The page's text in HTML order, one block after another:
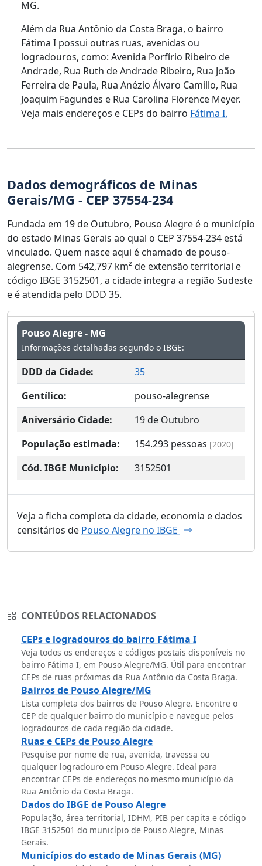
MG.
Além da Rua Antônio da Costa Braga, o bairro
Fátima I possui outras ruas, avenidas ou
logradouros, como: Avenida Porfírio Ribeiro de
Andrade, Rua Ruth de Andrade Ribeiro, Rua João
Ferreira de Paula, Rua Anézio Álvaro Camillo, Rua
Joaquim Fagundes e Rua Carolina Florence Meyer.
Veja mais endereços e CEPs do bairro Fátima I.
Dados demográficos de Minas
Gerais/MG - CEP 37554-234
Fundada em 19 de Outubro, Pouso Alegre é o município
do estado Minas Gerais ao qual o CEP 37554-234 está
vinculado. Quem nasce aqui é chamado de pouso-
alegrense. Com 542,797 km² de extensão territorial e
código IBGE 3152501, a cidade integra a região Sudeste
e é atendida pelo DDD 35.
Pouso Alegre - MG
Informações detalhadas segundo o IBGE:
DDD da Cidade:
35
Gentílico:
pouso-alegrense
Aniversário Cidade:
19 de Outubro
População estimada:
154.293 pessoas [2020]
Cód. IBGE Município: 3152501
Veja a ficha completa da cidade, economia e dados
censitários de Pouso Alegre no IBGE
CONTEÚDOS RELACIONADOS
CEPs e logradouros do bairro Fátima I
Veja todos os endereços e códigos postais disponíveis no
bairro Fátima I, em Pouso Alegre/MG. Útil para encontrar
CEPs de ruas próximas da Rua Antônio da Costa Braga.
Bairros de Pouso Alegre/MG
Lista completa dos bairros de Pouso Alegre. Encontre o
CEP de qualquer bairro do município e navegue pelos
logradouros de cada região da cidade.
Ruas e CEPs de Pouso Alegre
Pesquise por nome de rua, avenida, travessa ou
qualquer logradouro em Pouso Alegre. Ideal para
encontrar CEPs de endereços no mesmo município da
Rua Antônio da Costa Braga.
Dados do IBGE de Pouso Alegre
População, área territorial, IDHM, PIB per capita e código
IBGE 3152501 do município de Pouso Alegre, Minas
Gerais.
Municípios do estado de Minas Gerais (MG)